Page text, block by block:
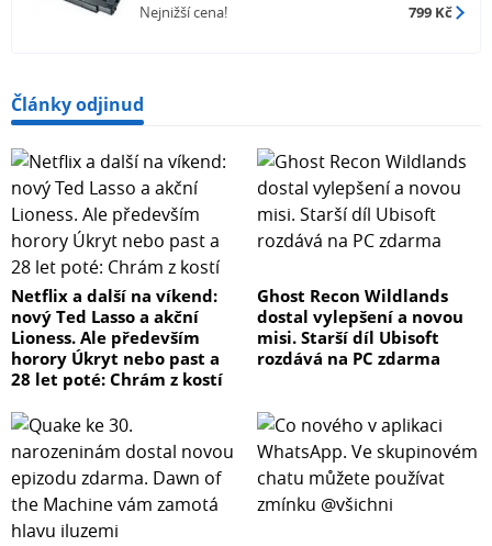
Nejnižší cena! 799 Kč
Články odjinud
Netflix a další na víkend:
nový Ted Lasso a akční
Lioness. Ale především
horory Úkryt nebo past a
28 let poté: Chrám z kostí
Ghost Recon Wildlands
dostal vylepšení a novou
misi. Starší díl Ubisoft
rozdává na PC zdarma